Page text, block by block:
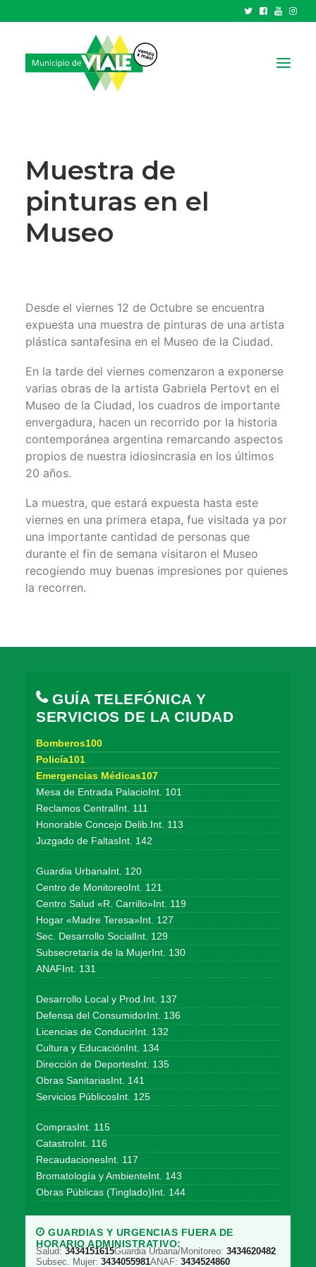
HCD
TRÁMITES Y SERVICIOS
CIUDAD
Muestra de
pinturas en el
Museo
Desde el viernes 12 de Octubre se encuentra
expuesta una muestra de pinturas de una artista
plástica santafesina en el Museo de la Ciudad.
En la tarde del viernes comenzaron a exponerse
varias obras de la artista Gabriela Pertovt en el
Museo de la Ciudad, los cuadros de importante
envergadura, hacen un recorrido por la historia
contemporánea argentina remarcando aspectos
propios de nuestra idiosincrasia en los últimos
20 años.
La muestra, que estará expuesta hasta este
viernes en una primera etapa, fue visitada ya por
una importante cantidad de personas que
durante el fin de semana visitaron el Museo
recogiendo muy buenas impresiones por quienes
la recorren.
GUÍA TELEFÓNICA Y
SERVICIOS DE LA CIUDAD
Bomberos100
Policía101
Emergencias Médicas107
Mesa de Entrada PalacioInt. 101
Reclamos CentralInt. 111
Honorable Concejo Delib.Int. 113
Juzgado de FaltasInt. 142
Guardia UrbanaInt. 120
Centro de MonitoreoInt. 121
Centro Salud «R. Carrillo»Int. 119
Hogar «Madre Teresa»Int. 127
Sec. Desarrollo SocialInt. 129
Subsecretaría de la MujerInt. 130
ANAFInt. 131
Desarrollo Local y Prod.Int. 137
Defensa del ConsumidorInt. 136
Licencias de ConducirInt. 132
Cultura y EducaciónInt. 134
Dirección de DeportesInt. 135
Obras SanitariasInt. 141
Servicios PúblicosInt. 125
ComprasInt. 115
CatastroInt. 116
RecaudacionesInt. 117
Bromatología y AmbienteInt. 143
Obras Públicas (Tinglado)Int. 144
GUARDIAS Y URGENCIAS FUERA DE
HORARIO ADMINISTRATIVO:
Salud: 3434151615Guardia Urbana/Monitoreo: 3434620482
Subsec. Mujer: 3434055981ANAF: 3434524860